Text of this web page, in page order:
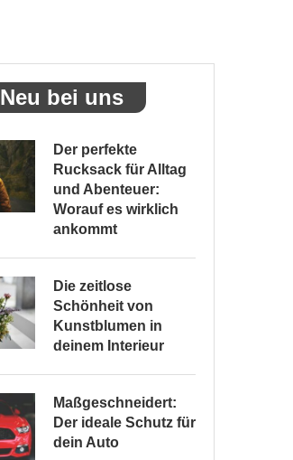
Neu bei uns
Der perfekte
Rucksack für Alltag
und Abenteuer:
Worauf es wirklich
ankommt
Die zeitlose
Schönheit von
Kunstblumen in
deinem Interieur
Maßgeschneidert:
Der ideale Schutz für
dein Auto